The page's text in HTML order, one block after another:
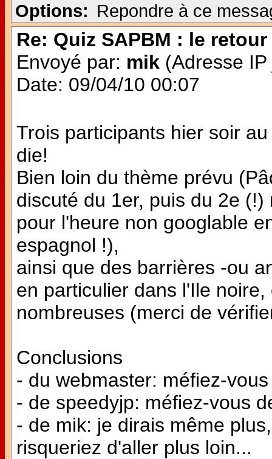
Options: Repondre à ce
Re: Quiz SAPBM : le retour
Envoyé par: mik (Adresse
Date: 09/04/10 00:07
Trois participants hier soir
die!
Bien loin du thème prévu
discuté du 1er, puis du 2e
pour l'heure non googlable
espagnol !),
ainsi que des barrières -ou
en particulier dans l'Ile
nombreuses (merci de
Conclusions
- du webmaster: méfiez-
- de speedyjp: méfiez-vous
- de mik: je dirais même
risqueriez d'aller plus loin...